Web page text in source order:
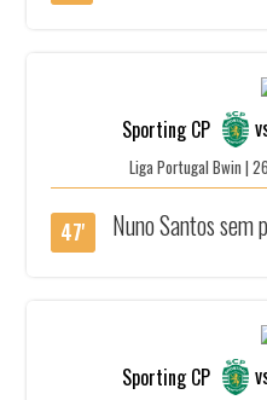
Sporting CP
Liga Portugal Bwin |
47' Nuno Santos sem
Sporting CP